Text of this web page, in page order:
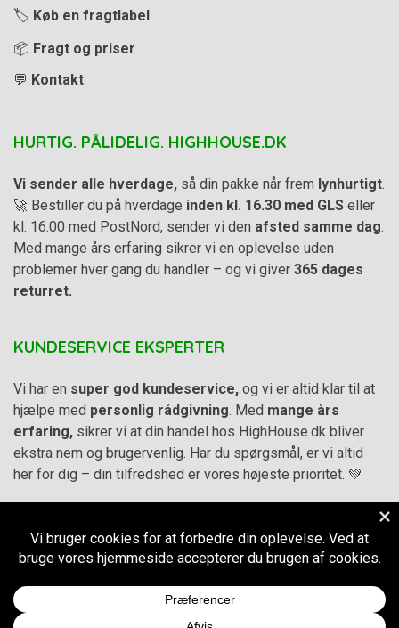
🏷️ Køb en fragtlabel
📦 Fragt og priser
💬 Kontakt
HURTIG. PÅLIDELIG. HIGHHOUSE.DK
Vi sender alle hverdage, så din pakke når frem lynhurtigt.
🚀 Bestiller du på hverdage inden kl. 16.30 med GLS eller
kl. 16.00 med PostNord, sender vi den afsted samme dag.
Med mange års erfaring sikrer vi en oplevelse uden
problemer hver gang du handler – og vi giver 365 dages
returret.
KUNDESERVICE EKSPERTER
Vi har en super god kundeservice, og vi er altid klar til at
hjælpe med personlig rådgivning. Med mange års
erfaring, sikrer vi at din handel hos HighHouse.dk bliver
ekstra nem og brugervenlig. Har du spørgsmål, er vi altid
her for dig – din tilfredshed er vores højeste prioritet. 💚
Handelsbetingelser–
Cookie- og privatlivspolitik